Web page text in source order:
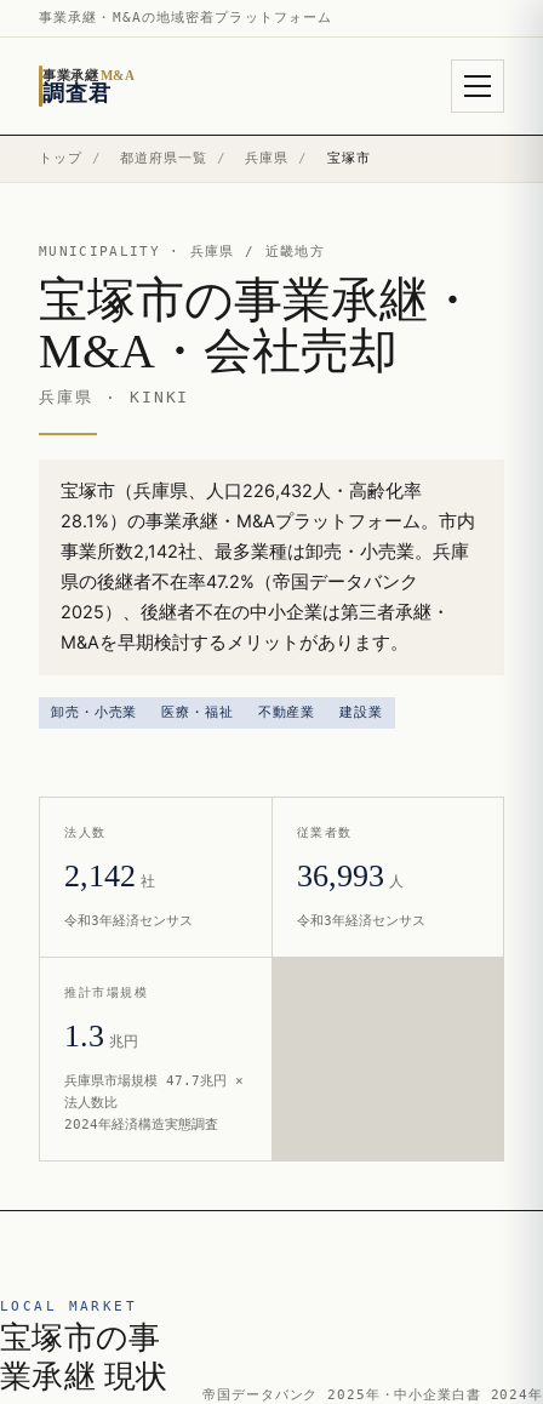
事業承継・M&Aの地域密着プラットフォーム
事業承継M&A
調査君
トップ / 都道府県一覧 / 兵庫県 / 宝塚市
MUNICIPALITY · 兵庫県 / 近畿地方
宝塚市の事業承継・
M&A・会社売却
兵庫県 · KINKI
宝塚市（兵庫県、人口226,432人・高齢化率
28.1%）の事業承継・M&Aプラットフォーム。市内
事業所数2,142社、最多業種は卸売・小売業。兵庫
県の後継者不在率47.2%（帝国データバンク
2025）、後継者不在の中小企業は第三者承継・
M&Aを早期検討するメリットがあります。
卸売・小売業 医療・福祉 不動産業 建設業
法人数
2,142 社
令和3年経済センサス
従業者数
36,993 人
令和3年経済センサス
推計市場規模
1.3 兆円
兵庫県市場規模 47.7兆円 ×
法人数比
2024年経済構造実態調査
LOCAL MARKET
宝塚市の事
業承継 現状
帝国データバンク 2025年・中小企業白書 2024年